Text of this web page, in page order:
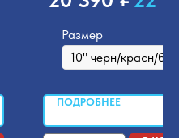
Размер
ПОДРОБНЕЕ